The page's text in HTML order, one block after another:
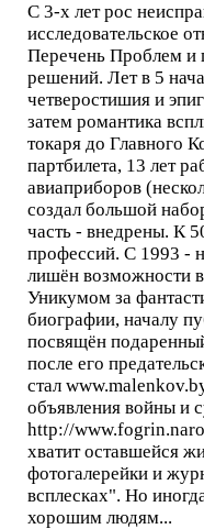
С 3-х лет рос
исследовательское
Перечень Проблем и
решений. Лет в 5
четверостишия и
затем романтика
токаря до Главного
партбилета, 13 лет
авиаприборов
создал большой
часть - внедрены. К
профессий. С 1993 -
лишён возможности
Уникумом за
биографии, началу
посвящён
после его
стал
объявления войны и
http://
хватит оставшейся
фотогалерейки и
всплесках". Но
хорошим людям...